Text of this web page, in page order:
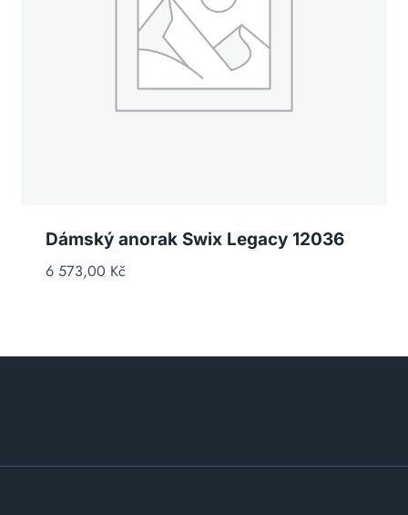
Dámský anorak Swix Legacy 12036
6 573,00 Kč